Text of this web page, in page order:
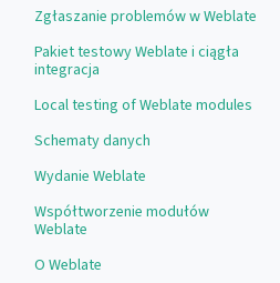
Zgłaszanie problemów w Weblate
Pakiet testowy Weblate i ciągła
integracja
Local testing of Weblate modules
Schematy danych
Wydanie Weblate
Współtworzenie modułów
Weblate
O Weblate